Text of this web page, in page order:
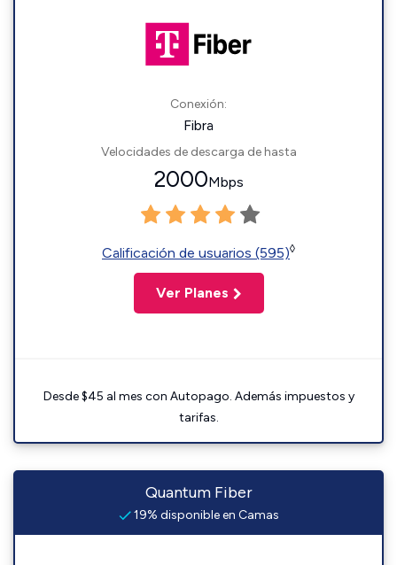
Conexión:
Fibra
Velocidades de descarga de hasta
2000Mbps
Calificación de usuarios (595)◊
Ver Planes
Desde $45 al mes con Autopago. Además impuestos y
tarifas.
Quantum Fiber
19% disponible en Camas